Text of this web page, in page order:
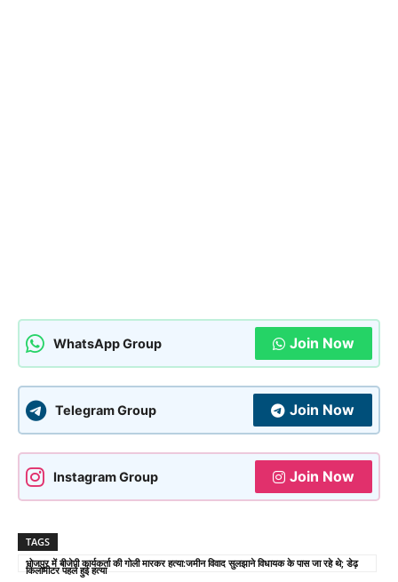
WhatsApp Group Join Now
Telegram Group Join Now
Instagram Group Join Now
TAGS
भोजपुर में बीजेपी कार्यकर्ता की गोली मारकर हत्या:जमीन विवाद सुलझाने विधायक के पास जा रहे थे; डेढ़
किलोमीटर पहले हुई हत्या